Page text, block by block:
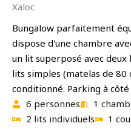
Xaloc
Bungalow parfaitement
dispose d'une chambre
un lit superposé avec
lits simples (matelas de 80
conditionné. Parking à
6 personnes
1
2 lits individuels
1